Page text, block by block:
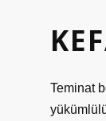
Teminat